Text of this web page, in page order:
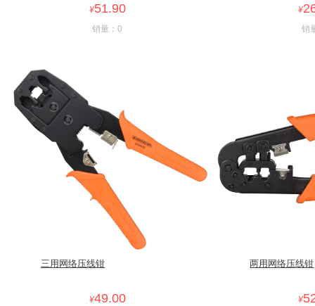
¥51.90
销量：0
¥
销
三用网络压线钳
¥49.00
两用网络压线钳
¥